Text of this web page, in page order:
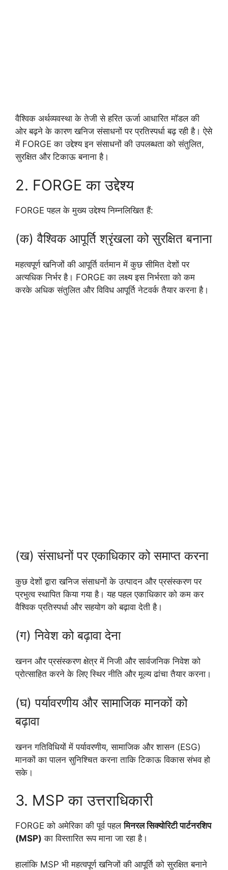
वैश्विक अर्थव्यवस्था के तेजी से हरित ऊर्जा आधारित मॉडल की
ओर बढ़ने के कारण खनिज संसाधनों पर प्रतिस्पर्धा बढ़ रही है। ऐसे
में FORGE का उद्देश्य इन संसाधनों की उपलब्धता को संतुलित,
सुरक्षित और टिकाऊ बनाना है।
2. FORGE का उद्देश्य
FORGE पहल के मुख्य उद्देश्य निम्नलिखित हैं:
(क) वैश्विक आपूर्ति श्रृंखला को सुरक्षित बनाना
महत्वपूर्ण खनिजों की आपूर्ति वर्तमान में कुछ सीमित देशों पर
अत्यधिक निर्भर है। FORGE का लक्ष्य इस निर्भरता को कम
करके अधिक संतुलित और विविध आपूर्ति नेटवर्क तैयार करना है।
(ख) संसाधनों पर एकाधिकार को समाप्त करना
कुछ देशों द्वारा खनिज संसाधनों के उत्पादन और प्रसंस्करण पर
प्रभुत्व स्थापित किया गया है। यह पहल एकाधिकार को कम कर
वैश्विक प्रतिस्पर्धा और सहयोग को बढ़ावा देती है।
(ग) निवेश को बढ़ावा देना
खनन और प्रसंस्करण क्षेत्र में निजी और सार्वजनिक निवेश को
प्रोत्साहित करने के लिए स्थिर नीति और मूल्य ढांचा तैयार करना।
(घ) पर्यावरणीय और सामाजिक मानकों को
बढ़ावा
खनन गतिविधियों में पर्यावरणीय, सामाजिक और शासन (ESG)
मानकों का पालन सुनिश्चित करना ताकि टिकाऊ विकास संभव हो
सके।
3. MSP का उत्तराधिकारी
FORGE को अमेरिका की पूर्व पहलमिनरल सिक्योरिटी पार्टनरशिप
(MSP) का विस्तारित रूप माना जा रहा है।
हालांकि MSP भी महत्वपूर्ण खनिजों की आपूर्ति को सुरक्षित बनाने